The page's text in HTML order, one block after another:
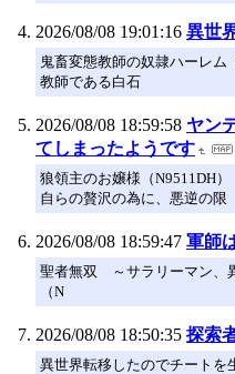
2026/08/08 19:01:16 異世
鬼畜変態教師の奴隷ハーレム
教師である白石
2026/08/08 18:59:58 ヤン
てしまったようです
狼領主のお嬢様（N9511DH）
自らの贅沢の為に、悪逆の限
2026/08/08 18:59:47 軍師
聖者無双 ～サラリーマン、
（N
2026/08/08 18:50:35 探索
異世界転移したのでチートを